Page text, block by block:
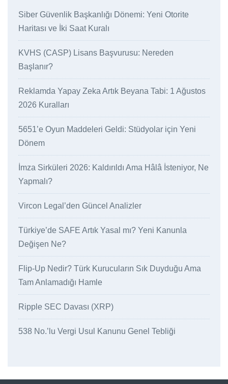
Siber Güvenlik Başkanlığı Dönemi: Yeni Otorite
Haritası ve İki Saat Kuralı
KVHS (CASP) Lisans Başvurusu: Nereden
Başlanır?
Reklamda Yapay Zeka Artık Beyana Tabi: 1 Ağustos
2026 Kuralları
5651’e Oyun Maddeleri Geldi: Stüdyolar için Yeni
Dönem
İmza Sirküleri 2026: Kaldırıldı Ama Hâlâ İsteniyor, Ne
Yapmalı?
Vircon Legal’den Güncel Analizler
Türkiye’de SAFE Artık Yasal mı? Yeni Kanunla
Değişen Ne?
Flip-Up Nedir? Türk Kurucuların Sık Duyduğu Ama
Tam Anlamadığı Hamle
Ripple SEC Davası (XRP)
538 No.’lu Vergi Usul Kanunu Genel Tebliği